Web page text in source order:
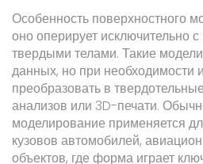
Особенность поверхностного
оно оперирует исключительно
твердыми телами. Такие
данных, но при необходимости
преобразовать в
анализов или 3D-печати.
моделирование применяется
кузовов автомобилей,
объектов, где форма играет